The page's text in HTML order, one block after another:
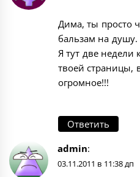
Дима, ты просто
бальзам на душу.
Я тут две недели
твоей страницы,
огромное!!!
Ответить
admin:
03.11.2011 в 11:38 дп